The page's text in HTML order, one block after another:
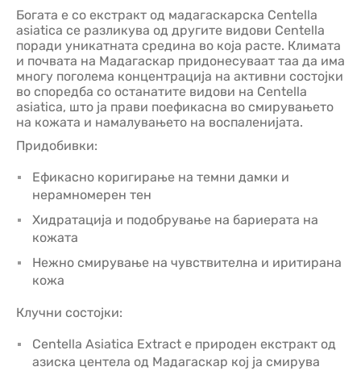
Богата е со екстракт од мадагаскарска Centella
asiatica се разликува од другите видови Centella
поради уникатната средина во која расте. Климата
и почвата на Мадагаскар придонесуваат таа да има
многу поголема концентрација на активни состојки
во споредба со останатите видови на Centella
asiatica, што ја прави поефикасна во смирувањето
на кожата и намалувањето на воспаленијата.
Придобивки:
Ефикасно коригирање на темни дамки и
нерамномерен тен
Хидратација и подобрување на бариерата на
кожата
Нежно смирување на чувствителна и иритирана
кожа
Клучни состојки:
Centella Asiatica Extract е природен екстракт од
азиска центела од Мадагаскар кој ја смирува